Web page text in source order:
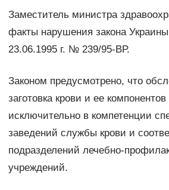
Заместитель министра
факты нарушения закона
23.06.1995 г. № 239/95-ВР.
Законом предусмотрено, что
заготовка крови и ее
исключительно в компетенции
заведений службы крови и
подразделений лечебно-
учреждений.